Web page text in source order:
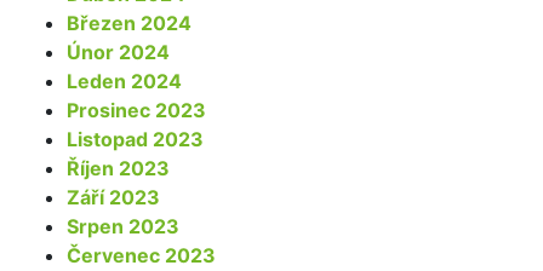
Březen 2024
Únor 2024
Leden 2024
Prosinec 2023
Listopad 2023
Říjen 2023
Září 2023
Srpen 2023
Červenec 2023